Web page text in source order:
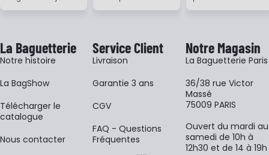
La Baguetterie
Notre histoire
La BagShow
​Télécharger le
catalogue
Nous contacter
Service Client
Livraison
Garantie 3 ans
CGV
FAQ - Questions
Fréquentes
Notre Magasin
La Baguetterie Paris
36/38 rue Victor
Massé
75009 PARIS
Ouvert du mardi au
samedi de 10h à
12h30 et de 14 à 19h